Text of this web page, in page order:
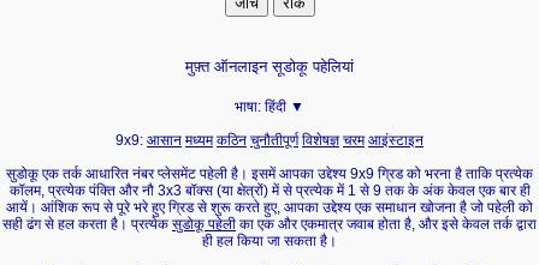
मुफ़्त ऑनलाइन सूडोकू पहेलियां
भाषा: हिंदी ▼
9x9: आसान मध्यम कठिन चुनौतीपूर्ण विशेषज्ञ चरम आइंस्टाइन
सुडोकू एक तर्क आधारित नंबर प्लेसमेंट पहेली है। इसमें आपका उद्देश्य 9x9 ग्रिड को भरना है ताकि प्रत्येक
कॉलम, प्रत्येक पंक्ति और नौ 3x3 बॉक्स (या क्षेत्रों) में से प्रत्येक में 1 से 9 तक के अंक केवल एक बार ही
आयें। आंशिक रूप से पूरे भरे हुए ग्रिड से शुरू करते हुए, आपका उद्देश्य एक समाधान खोजना है जो पहेली को
सही ढंग से हल करता है। प्रत्येक सुडोकू पहेली का एक और एकमात्र जवाब होता है, और इसे केवल तर्क द्वारा
ही हल किया जा सकता है।